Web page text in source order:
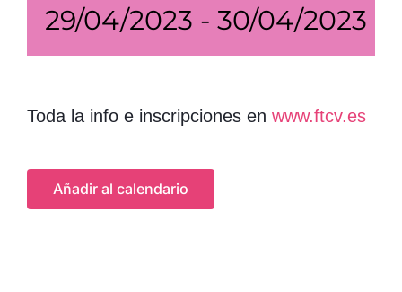
29/04/2023 - 30/04/2023
Toda la info e inscripciones en www.ftcv.es
Añadir al calendario